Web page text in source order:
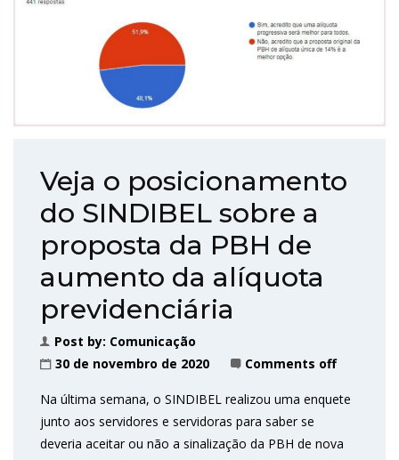
Veja o posicionamento
do SINDIBEL sobre a
proposta da PBH de
aumento da alíquota
previdenciária
Post by: Comunicação
30 de novembro de 2020
Comments off
Na última semana, o SINDIBEL realizou uma enquete
junto aos servidores e servidoras para saber se
deveria aceitar ou não a sinalização da PBH de nova